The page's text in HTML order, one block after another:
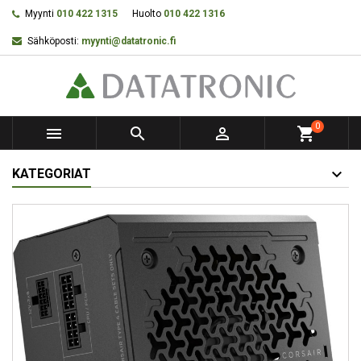
Myynti 010 422 1315 Huolto 010 422 1316
Sähköposti: myynti@datatronic.fi
   shopping_cart0
KATEGORIAT